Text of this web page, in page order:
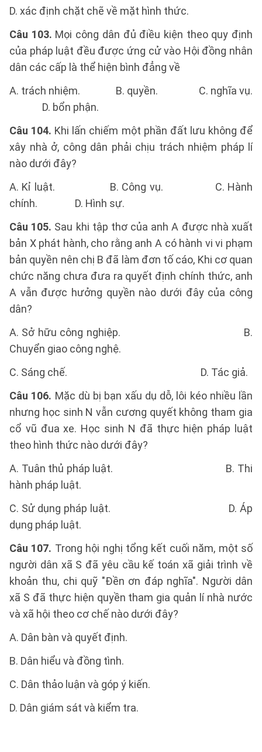
D. xác định chặt chẽ về mặt hình thức.
Câu 103. Mọi công dân đủ điều kiện theo quy định
của pháp luật đều được ứng cử vào Hội đồng nhân
dân các cấp là thể hiện bình đẳng về
A. trách nhiệm. B. quyền. C. nghĩa vụ.
D. bổn phận.
Câu 104. Khi lấn chiếm một phần đất lưu không để
xây nhà ở, công dân phải chịu trách nhiệm pháp lí
nào dưới đây?
A. Kỉ luật. B. Công vụ. C. Hành
chính. D. Hình sự.
Câu 105. Sau khi tập thơ của anh A được nhà xuất
bản X phát hành, cho rằng anh A có hành vi vi phạm
bản quyền nên chị B đã làm đơn tố cáo, Khi cơ quan
chức năng chưa đưa ra quyết định chính thức, anh
A vẫn được hưởng quyền nào dưới đây của công
dân?
A. Sở hữu công nghiệp. B.
Chuyển giao công nghệ.
C. Sáng chế. D. Tác giả.
Câu 106. Mặc dù bị bạn xấu dụ dỗ, lôi kéo nhiều lần
nhưng học sinh N vẫn cương quyết không tham gia
cổ vũ đua xe. Học sinh N đã thực hiện pháp luật
theo hình thức nào dưới đây?
A. Tuân thủ pháp luật. B. Thi
hành pháp luật.
C. Sử dụng pháp luật. D. Áp
dụng pháp luật.
Câu 107. Trong hội nghị tổng kết cuối năm, một số
người dân xã S đã yêu cầu kế toán xã giải trình về
khoản thu, chi quỹ "Đền ơn đáp nghĩa". Người dân
xã S đã thực hiện quyền tham gia quản lí nhà nước
và xã hội theo cơ chế nào dưới đây?
A. Dân bàn và quyết định.
B. Dân hiểu và đồng tình.
C. Dân thảo luận và góp ý kiến.
D. Dân giám sát và kiểm tra.